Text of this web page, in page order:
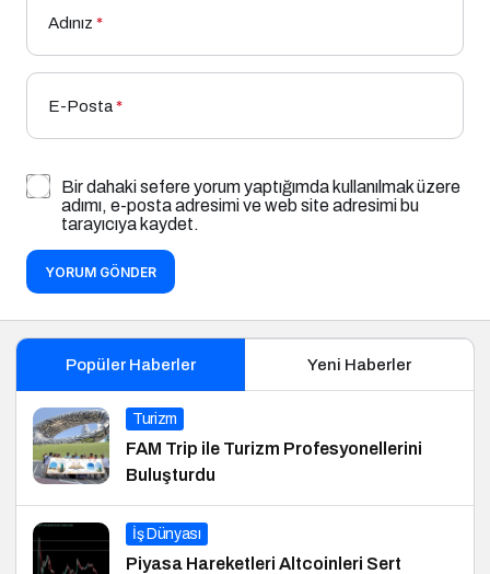
Adınız *
E-Posta*
Bir dahaki sefere yorum yaptığımda kullanılmak üzere
adımı, e-posta adresimi ve web site adresimi bu
tarayıcıya kaydet.
YORUM GÖNDER
Popüler Haberler Yeni Haberler
Turizm
FAM Trip ile Turizm Profesyonellerini
Buluşturdu
İş Dünyası
Piyasa Hareketleri Altcoinleri Sert